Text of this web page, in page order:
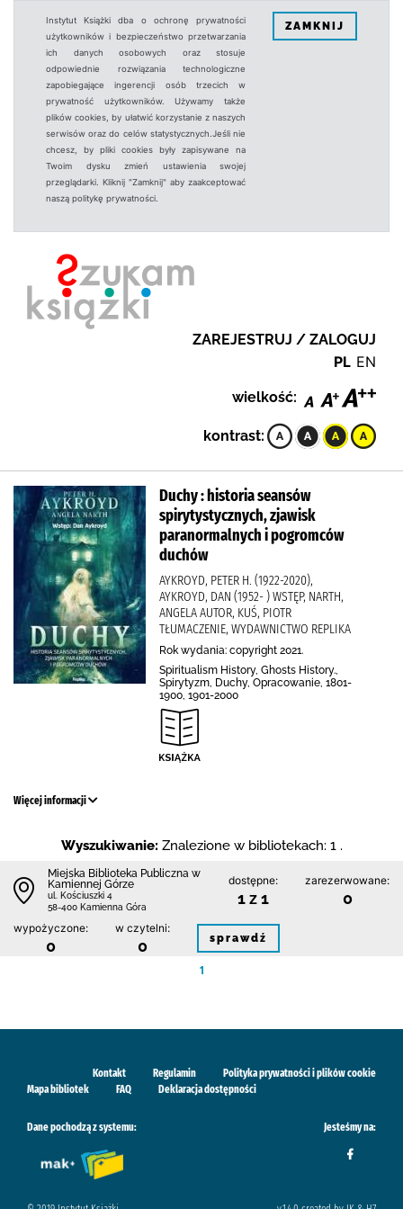
Instytut Książki dba o ochronę prywatności
użytkowników i bezpieczeństwo przetwarzania
ich danych osobowych oraz stosuje
odpowiednie rozwiązania technologiczne
zapobiegające ingerencji osób trzecich w
prywatność użytkowników. Używamy także
plików cookies, by ułatwić korzystanie z naszych
serwisów oraz do celów statystycznych.Jeśli nie
chcesz, by pliki cookies były zapisywane na
Twoim dysku zmień ustawienia swojej
przeglądarki. Kliknij "Zamknij" aby zaakceptować
naszą politykę prywatności.
ZAMKNIJ
ZAREJESTRUJ / ZALOGUJ
PL EN
wielkość:
kontrast:
Duchy : historia seansów
spirytystycznych, zjawisk
paranormalnych i pogromców
duchów
AYKROYD, PETER H. (1922-2020),
AYKROYD, DAN (1952- ) WSTĘP, NARTH,
ANGELA AUTOR, KUŚ, PIOTR
TŁUMACZENIE, WYDAWNICTWO REPLIKA
Rok wydania: copyright 2021.
Spiritualism History, Ghosts History.,
Spirytyzm, Duchy, Opracowanie, 1801-
1900, 1901-2000
Więcej informacji
Wyszukiwanie: Znalezione w bibliotekach: 1 .
Miejska Biblioteka Publiczna w
Kamiennej Górze
ul. Kościuszki 4
58-400 Kamienna Góra
dostępne:
1 z 1
zarezerwowane:
0
wypożyczone:
0
w czytelni:
0 sprawdź
1
Kontakt Regulamin
Polityka prywatności i plików cookie
Mapa bibliotek
FAQ Deklaracja dostępności
Dane pochodzą z systemu: Jesteśmy na: